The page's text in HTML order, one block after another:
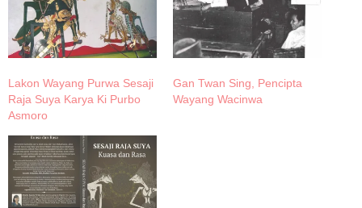
Lakon Wayang Purwa Sesaji
Raja Suya Karya Ki Purbo
Asmoro
Gan Twan Sing, Pencipta
Wayang Wacinwa